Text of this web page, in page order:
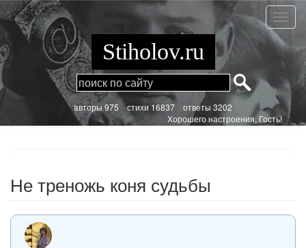
Перейти
к
основному
содержанию
Не
коня
Stiholov.ru
aвторы 975стихи 16837 ответы 3202
Хорошего настроения, Гость!
Не треножь коня судьбы